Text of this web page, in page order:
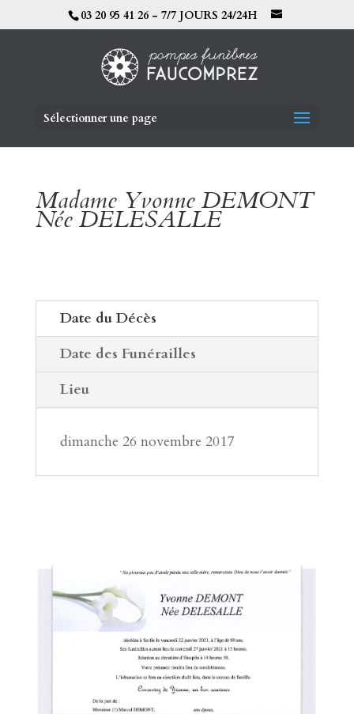
03 20 95 41 26 - 7/7 JOURS 24/24H
Sélectionner une page
Madame Yvonne DEMONT
Née DELESALLE
Date du Décès
Date des Funérailles
Lieu
dimanche 26 novembre 2017